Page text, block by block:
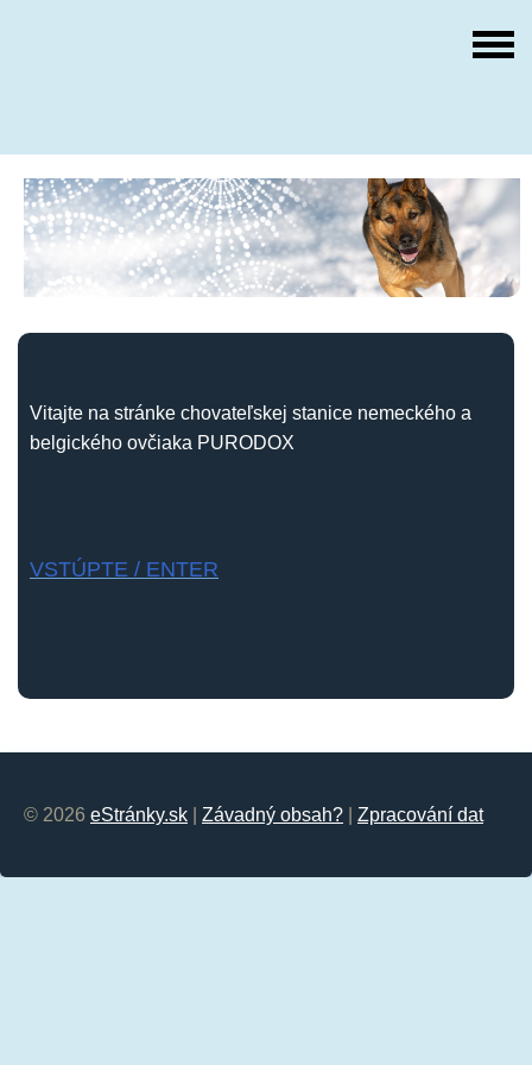
Vitajte na stránke chovateľskej stanice nemeckého a
belgického ovčiaka PURODOX
VSTÚPTE / ENTER
© 2026 eStránky.sk Závadný obsah? Zpracování dat